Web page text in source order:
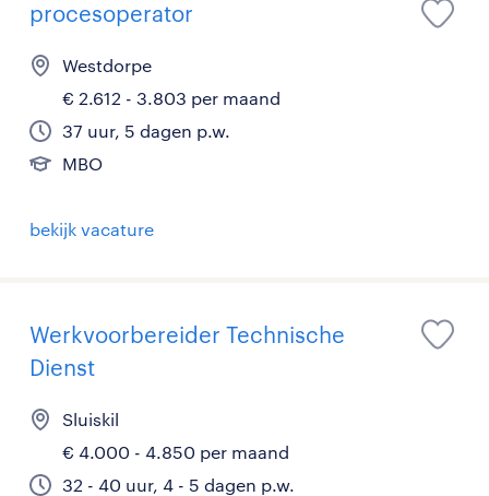
procesoperator
Westdorpe
€ 2.612 - 3.803 per maand
37 uur, 5 dagen p.w.
MBO
bekijk vacature
Werkvoorbereider Technische
Dienst
Sluiskil
€ 4.000 - 4.850 per maand
32 - 40 uur, 4 - 5 dagen p.w.